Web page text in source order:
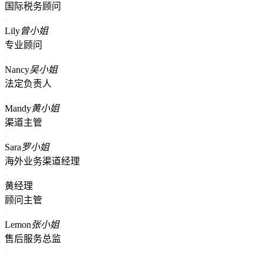
国际税务顾问
Lily曾小姐
专业顾问
Nancy吴小姐
法定负责人
Mandy黄小姐
渠道主管
Sara罗小姐
海外业务渠道经理
黄经理
顾问主管
Lemon张小姐
售后服务总监